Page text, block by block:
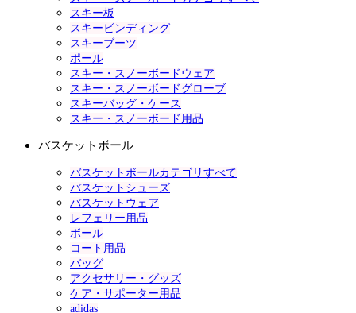
スキー板
スキービンディング
スキーブーツ
ポール
スキー・スノーボードウェア
スキー・スノーボードグローブ
スキーバッグ・ケース
スキー・スノーボード用品
バスケットボール
バスケットボールカテゴリすべて
バスケットシューズ
バスケットウェア
レフェリー用品
ボール
コート用品
バッグ
アクセサリー・グッズ
ケア・サポーター用品
adidas